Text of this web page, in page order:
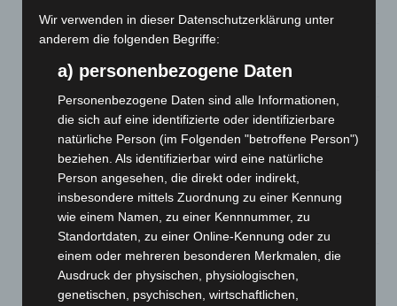
A2: Zweite Turbobaustelle startet zwischen Hannover-West
8. August 2026
Niedersachsen: Feuerwehrkräfte kehren nach
Waldbrandeinsatz aus Spanien zurück
7. August 2026
Hannover: Erste Tigermücken-Population in Niedersachsen
entdeckt
7. August 2026
Brand im „Haus der Begegnung“ in Neuwarmbüchen schnell
eingedämmt
6. August 2026
Wir verwenden in dieser Datenschutzerklärung unter
anderem die folgenden Begriffe:
a) personenbezogene Daten
Personenbezogene Daten sind alle Informationen,
die sich auf eine identifizierte oder identifizierbare
natürliche Person (im Folgenden "betroffene Person")
beziehen. Als identifizierbar wird eine natürliche
Person angesehen, die direkt oder indirekt,
insbesondere mittels Zuordnung zu einer Kennung
wie einem Namen, zu einer Kennnummer, zu
Standortdaten, zu einer Online-Kennung oder zu
einem oder mehreren besonderen Merkmalen, die
Ausdruck der physischen, physiologischen,
genetischen, psychischen, wirtschaftlichen,